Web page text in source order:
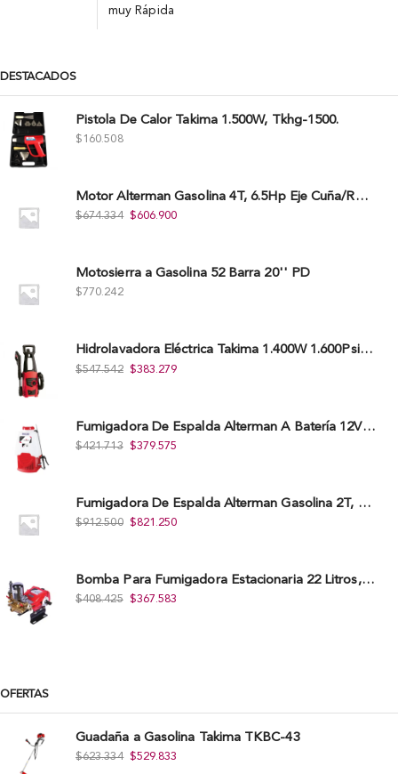
muy Rápida
DESTACADOS
Pistola De Calor Takima 1.500W, Tkhg-1500.
$ 160.508
Motor Alterman Gasolina 4T, 6.5Hp Eje Cuña/Rosca 3/4", Xge65K.
$674.334 $606.900
Motosierra a Gasolina 52 Barra 20'' PD
$770.242
Hidrolavadora Eléctrica Takima 1.400W 1.600Psi, Tkepw-1600-A.
$547.542 $383.279
Fumigadora De Espalda Alterman A Baterí­a 12V/12Ah, 20Litros, Xkes20.
$421.713 $379.575
Fumigadora De Espalda Alterman Gasolina 2T, 26 Cc, Bomba Nylon Libre Mantenimiento, Tf900-A.
$912.500 $821.250
Bomba Para Fumigadora Estacionaria 22 Litros, Xp22-I.
$408.425 $367.583
OFERTAS
Guadaña a Gasolina Takima TKBC-43
$623.334 $529.833